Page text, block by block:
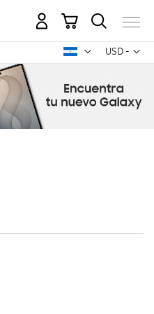
USD -
dólar
Mi carrito